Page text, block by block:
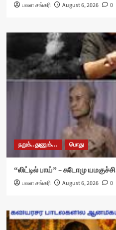
பவள சங்கரி August 6, 2026 0
நறுக்..துணுக்... பொது
“லிட்டில் பாய்” – சுடோமு யமகுச்சி
பவள சங்கரி August 6, 2026 0